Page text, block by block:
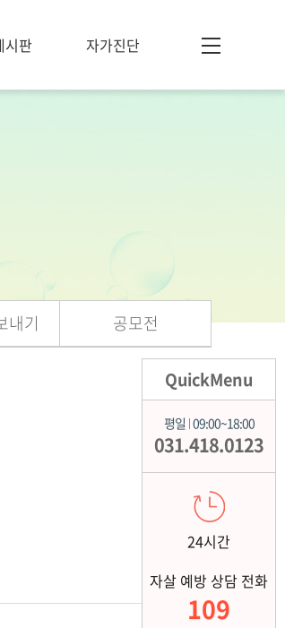
시판 자가진단
내기 공모전
QuickMenu
평일 | 09:00~18:00
031.418.0123
24시간
자살 예방 상담 전화
109